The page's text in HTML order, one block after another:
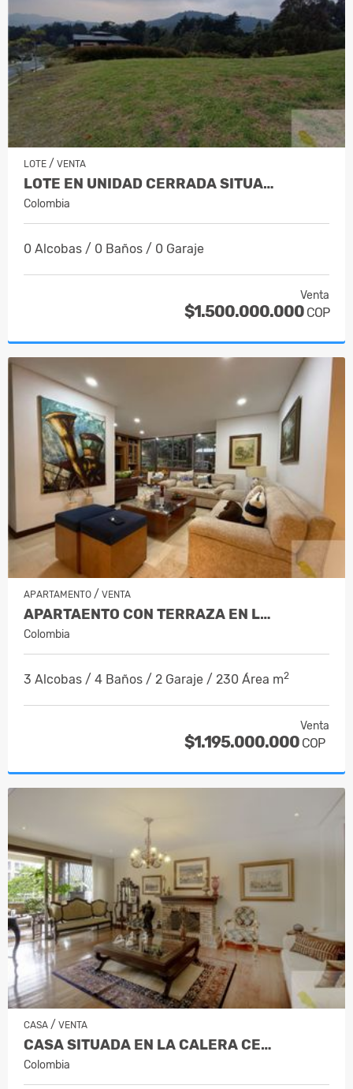
LOTE / VENTA
LOTE EN UNIDAD CERRADA SITUA…
Colombia
0 Alcobas / 0 Baños / 0 Garaje
Venta
$1.500.000.000 COP
APARTAMENTO / VENTA
APARTAENTO CON TERRAZA EN L…
Colombia
3 Alcobas / 4 Baños / 2 Garaje / 230 Área m2
Venta
$1.195.000.000 COP
CASA / VENTA
CASA SITUADA EN LA CALERA CE…
Colombia